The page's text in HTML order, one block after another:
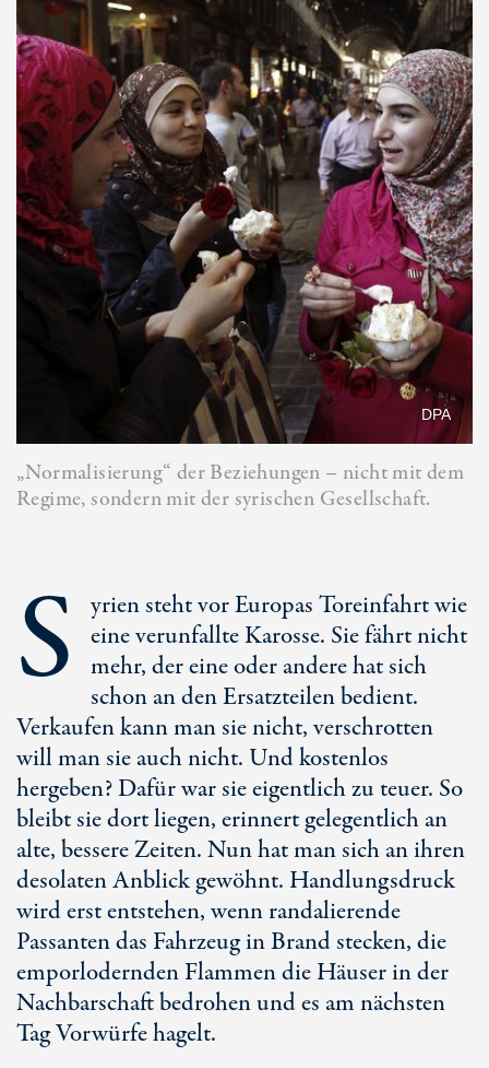
DPA
„Normalisierung“ der Beziehungen – nicht mit dem
Regime, sondern mit der syrischen Gesellschaft.
S
yrien steht vor Europas Toreinfahrt wie
eine verunfallte Karosse. Sie fährt nicht
mehr, der eine oder andere hat sich
schon an den Ersatzteilen bedient.
Verkaufen kann man sie nicht, verschrotten
will man sie auch nicht. Und kostenlos
hergeben? Dafür war sie eigentlich zu teuer. So
bleibt sie dort liegen, erinnert gelegentlich an
alte, bessere Zeiten. Nun hat man sich an ihren
desolaten Anblick gewöhnt. Handlungsdruck
wird erst entstehen, wenn randalierende
Passanten das Fahrzeug in Brand stecken, die
emporlodernden Flammen die Häuser in der
Nachbarschaft bedrohen und es am nächsten
Tag Vorwürfe hagelt.